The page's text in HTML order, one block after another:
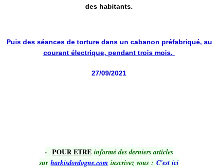
des habitants.
Puis des séances de torture dans un cabanon préfabriqué, au
courant électrique, pendant trois mois.
27/09/2021
- POUR ETRE informé des derniers articles
sur harkisdordogne.com inscrivez vous : C'est ici